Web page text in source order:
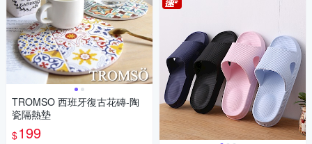
TROMSO 西班牙復古花磚-陶
瓷隔熱墊
$199